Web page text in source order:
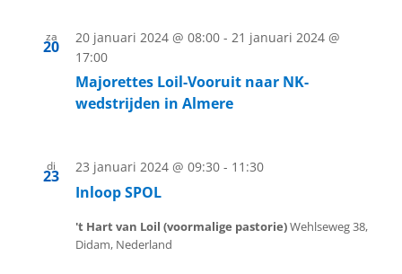
za
20 20 januari 2024 @ 08:00 - 21 januari 2024 @
17:00
Majorettes Loil-Vooruit naar NK-
wedstrijden in Almere
di
23 23 januari 2024 @ 09:30 - 11:30
Inloop SPOL
't Hart van Loil (voormalige pastorie)Wehlseweg 38,
Didam, Nederland